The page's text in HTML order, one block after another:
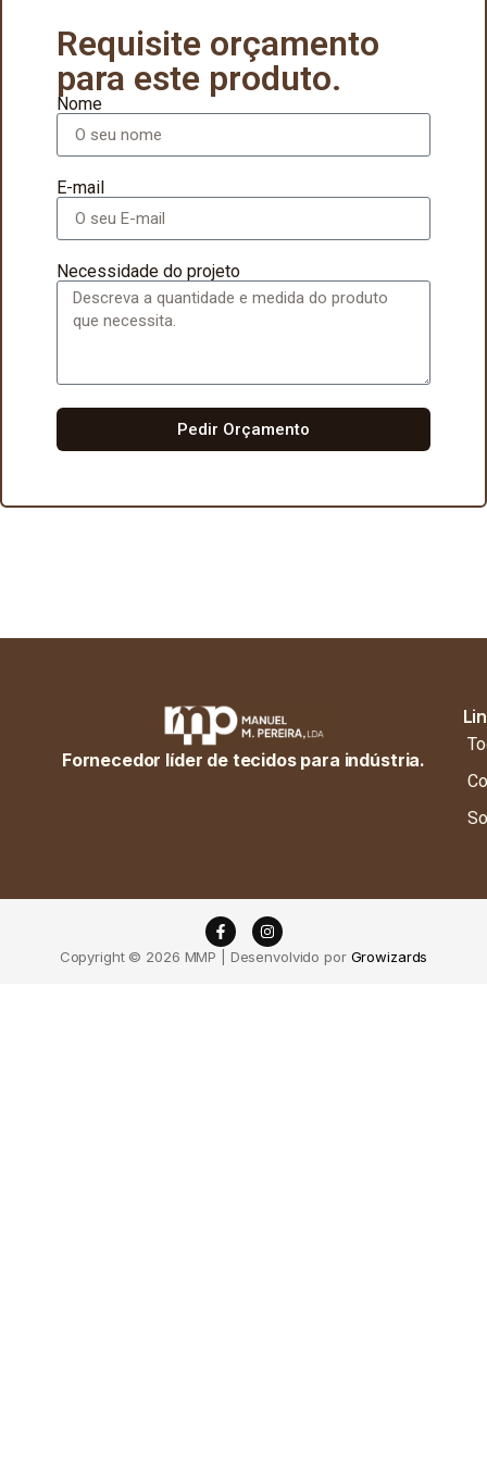
Requisite orçamento
para este produto.
Nome
E-mail
Necessidade do projeto
Pedir Orçamento
Fornecedor líder de tecidos para indústria.
Copyright © 2026 MMP | Desenvolvido por Growizards